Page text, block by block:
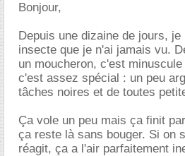
Bonjour,
Depuis une dizaine de jours,
insecte que je n'ai jamais vu.
un moucheron, c'est
c'est assez spécial : un peu
tâches noires et de toutes
Ça vole un peu mais ça finit
ça reste là sans bouger. Si on
réagit, ça a l'air parfaitement